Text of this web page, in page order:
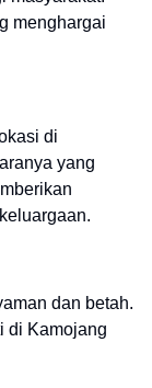
menghargai
di
yang
dan betah.
di Kamojang